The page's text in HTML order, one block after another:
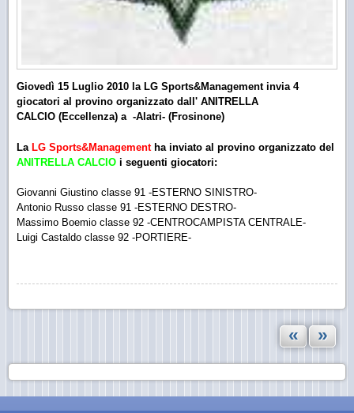
Giovedì 15 Luglio 2010 la LG Sports&Management invia 4
giocatori al provino organizzato dall' ANITRELLA
CALCIO (Eccellenza) a -Alatri- (Frosinone)
La LG Sports&Management ha inviato al provino organizzato del
ANITRELLA CALCIO i seguenti giocatori:
Giovanni Giustino classe 91 -ESTERNO SINISTRO-
Antonio Russo classe 91 -ESTERNO DESTRO-
Massimo Boemio classe 92 -CENTROCAMPISTA CENTRALE-
Luigi Castaldo classe 92 -PORTIERE-
« »